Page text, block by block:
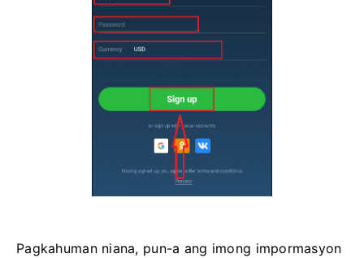
Pagkahuman niana, pun-a ang imong impormasyon